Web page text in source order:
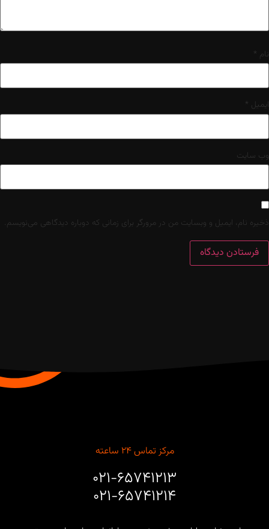
نام *
ایمیل *
وب‌ سایت
ذخیره نام، ایمیل و وبسایت من در مرورگر برای زمانی که دوباره دیدگاهی می‌نویسم.
مرکز تماس ۲۴ ساعته
۰۲۱-۶۵۷۴۱۲۱۳
۰۲۱-۶۵۷۴۱۲۱۴